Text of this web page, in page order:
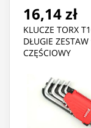
16,14 zł
KLUCZE TORX
DŁUGIE ZESTAW
CZĘŚCIOWY